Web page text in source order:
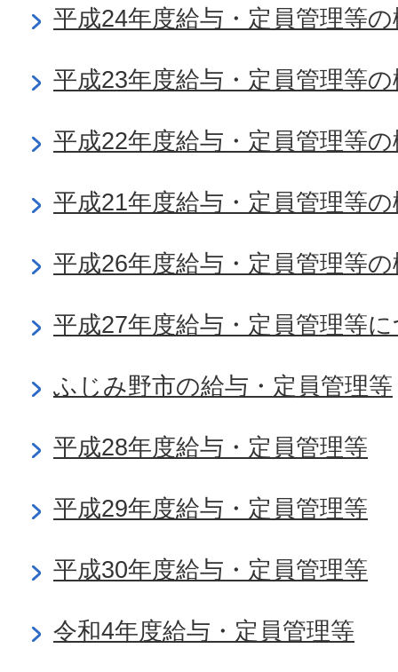
平成24年度給与・定員管理等
平成23年度給与・定員管理等
平成22年度給与・定員管理等
平成21年度給与・定員管理等
平成26年度給与・定員管理等
平成27年度給与・定員管理等
ふじみ野市の給与・定員管理等
平成28年度給与・定員管理等
平成29年度給与・定員管理等
平成30年度給与・定員管理等
令和4年度給与・定員管理等